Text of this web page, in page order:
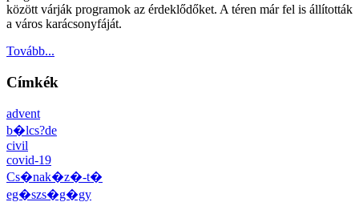
között várják programok az érdeklődőket. A téren már fel is állították
a város karácsonyfáját.
Tovább...
Címkék
advent
b�lcs?de
civil
covid-19
Cs�nak�z�-t�
eg�szs�g�gy